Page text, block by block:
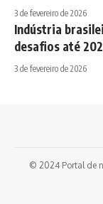
3 de fevereiro de 2026
Indústria
desafios até
3 de fevereiro de 2026
© 2024 Portal de